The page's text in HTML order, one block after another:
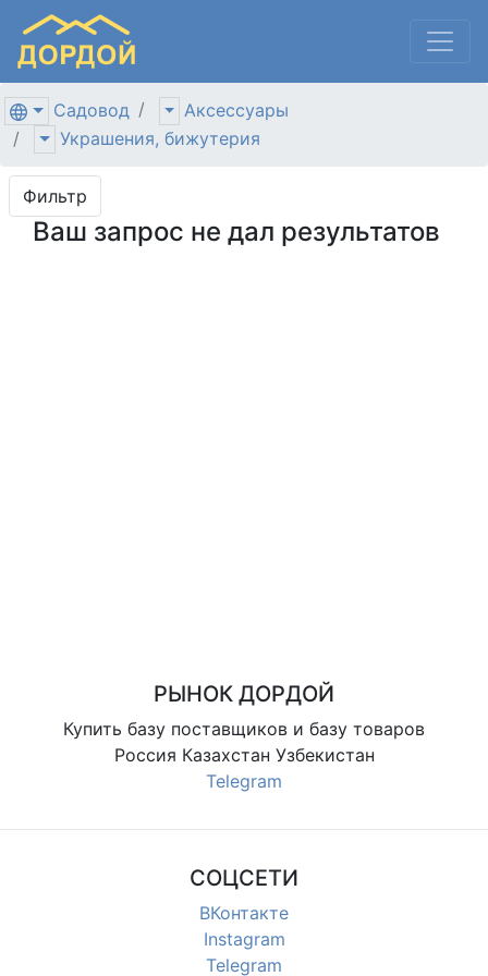
Садовод
Аксессуары
Украшения, бижутерия
Фильтр
Ваш запрос не дал результатов
РЫНОК ДОРДОЙ
Купить базу поставщиков и базу товаров
Россия Казахстан Узбекистан
Telegram
СОЦСЕТИ
ВКонтакте
Instagram
Telegram